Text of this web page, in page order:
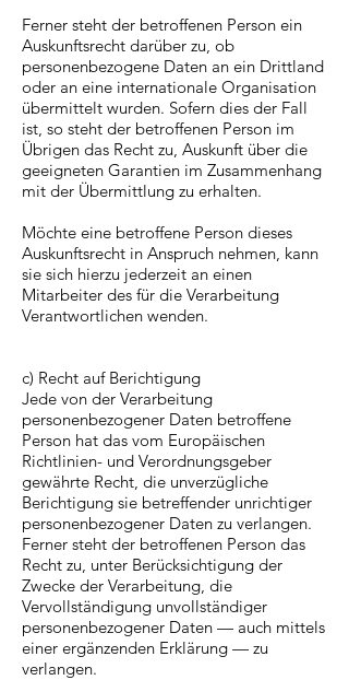
Ferner steht der betroffenen Person ein
Auskunftsrecht darüber zu, ob
personenbezogene Daten an ein Drittland
oder an eine internationale Organisation
übermittelt wurden. Sofern dies der Fall
ist, so steht der betroffenen Person im
Übrigen das Recht zu, Auskunft über die
geeigneten Garantien im Zusammenhang
mit der Übermittlung zu erhalten.
Möchte eine betroffene Person dieses
Auskunftsrecht in Anspruch nehmen, kann
sie sich hierzu jederzeit an einen
Mitarbeiter des für die Verarbeitung
Verantwortlichen wenden.
c) Recht auf Berichtigung
Jede von der Verarbeitung
personenbezogener Daten betroffene
Person hat das vom Europäischen
Richtlinien- und Verordnungsgeber
gewährte Recht, die unverzügliche
Berichtigung sie betreffender unrichtiger
personenbezogener Daten zu verlangen.
Ferner steht der betroffenen Person das
Recht zu, unter Berücksichtigung der
Zwecke der Verarbeitung, die
Vervollständigung unvollständiger
personenbezogener Daten — auch mittels
einer ergänzenden Erklärung — zu
verlangen.